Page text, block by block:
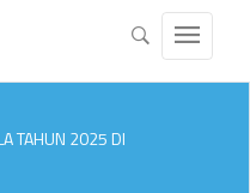
TAHUN 2025 DI